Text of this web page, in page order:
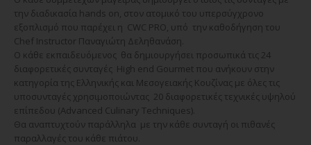
την διαδικασία hands on, στον ατομικό του υπερσύγχρονο
εξοπλισμό που παρέχει η CWC PRO, υπό την καθοδήγηση του
Chef Ιnstructor Παναγιώτη Δεληθανάση.
O κάθε εκπαιδευόμενος θα δημιουργήσει προσωπικά τις 24
διαφορετικές συνταγές High end Gourmet που ανήκουν στην
κατηγορία της Ελληνικής και Μεσογειακής Κουζίνας με όλες τις
υποσυνταγές χρησιμοποιώντας 20 διαφορετικές τεχνικές υψηλού
επίπεδου (Advanced Culinary Techniques).
Θα αναπτυχτούν παράλληλα με την κάθε συνταγή οι πιθανές
παραλλαγές του κάθε πιάτου.